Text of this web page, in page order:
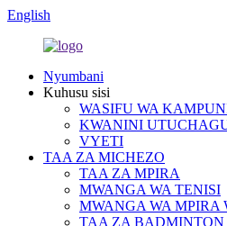
English
Nyumbani
Kuhusu sisi
WASIFU WA
KWANINI
VYETI
TAA ZA MICHEZO
TAA ZA MPIRA
MWANGA WA TENISI
MWANGA WA MPIRA
TAA ZA BADMINTON